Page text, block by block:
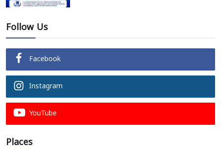
Follow Us
Facebook
Instagram
YouTube
Places